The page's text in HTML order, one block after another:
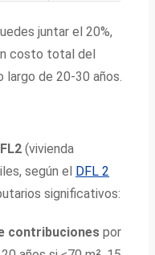
juntar el 20%,
costo total del
largo de 20-30 años.
(vivienda
según el
DFL 2
significativos:
contribuciones por